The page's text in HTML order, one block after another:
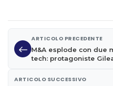
ARTICOLO PRECEDENTE
M&A esplode con due
tech: protagoniste
ARTICOLO SUCCESSIVO